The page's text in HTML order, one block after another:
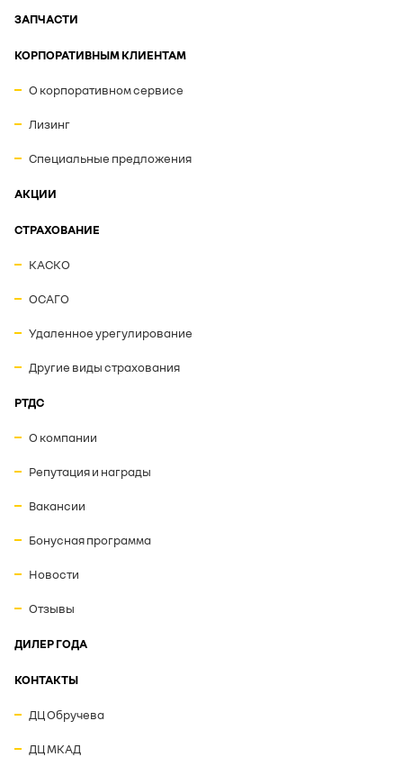
ЗАПЧАСТИ
КОРПОРАТИВНЫМ КЛИЕНТАМ
О корпоративном сервисе
Лизинг
Специальные предложения
АКЦИИ
СТРАХОВАНИЕ
КАСКО
ОСАГО
Удаленное урегулирование
Другие виды страхования
РТДС
О компании
Репутация и награды
Вакансии
Бонусная программа
Новости
Отзывы
ДИЛЕР ГОДА
КОНТАКТЫ
ДЦ Обручева
ДЦ МКАД